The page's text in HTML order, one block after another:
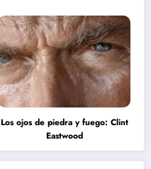
Los ojos de piedra y fuego: Clint
Eastwood